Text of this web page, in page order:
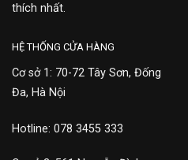
thích nhất.
HỆ THỐNG CỬA HÀNG
Cơ sở 1: 70-72 Tây Sơn, Đống
Đa, Hà Nội
Hotline: 078 3455 333